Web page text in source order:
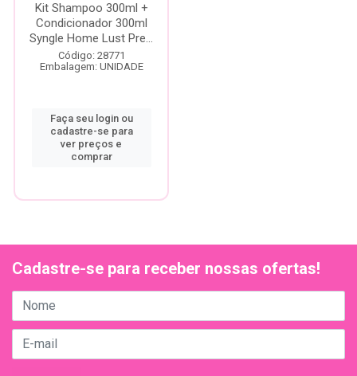
Kit Shampoo 300ml +
Condicionador 300ml
Syngle Home Lust Pre...
Código: 28771
Embalagem: UNIDADE
Faça seu login ou
cadastre-se para
ver preços e
comprar
Cadastre-se para receber nossas ofertas!